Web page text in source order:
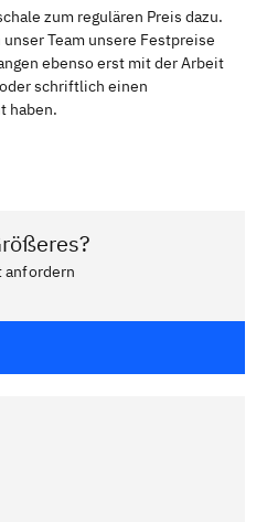
zum regulären Preis dazu.
Team unsere Festpreise
ebenso erst mit der Arbeit
schriftlich einen
haben.
anfordern